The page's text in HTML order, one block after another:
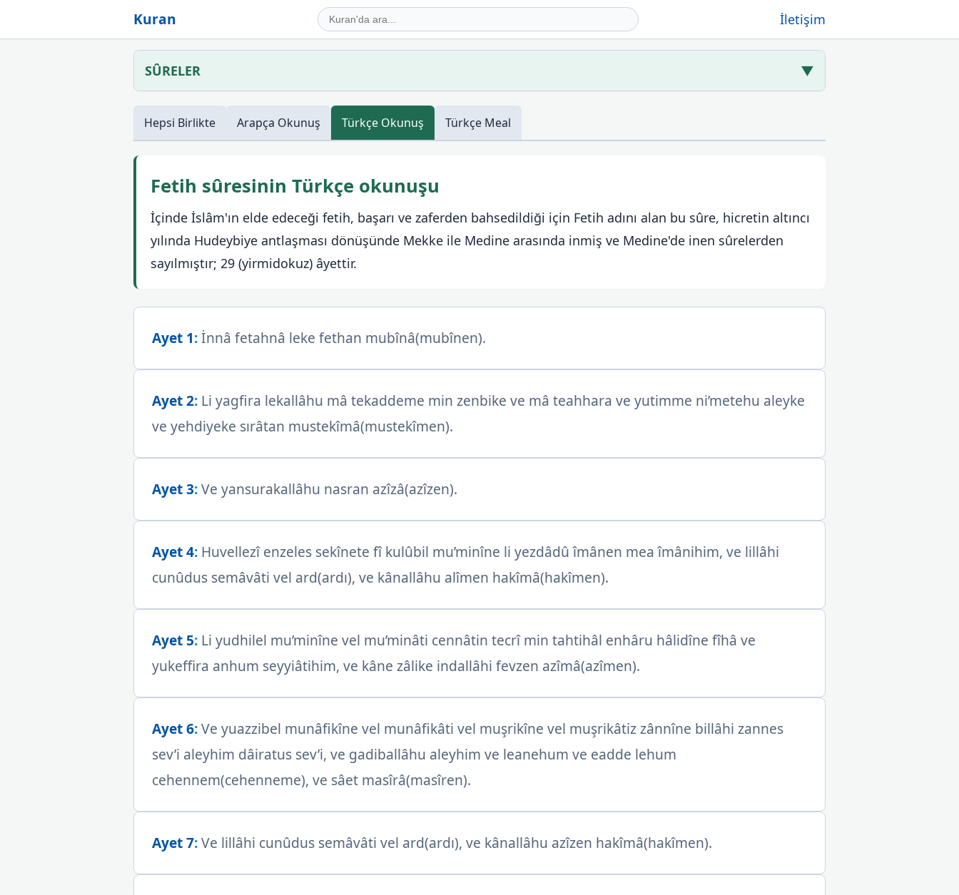
Kuran İletişim
SÛRELER ▼
Hepsi Birlikte Arapça Okunuş Türkçe Okunuş Türkçe Meal
Fetih sûresinin Türkçe okunuşu
İçinde İslâm'ın elde edeceği fetih, başarı ve zaferden bahsedildiği için Fetih adını alan bu sûre, hicretin altıncı
yılında Hudeybiye antlaşması dönüşünde Mekke ile Medine arasında inmiş ve Medine'de inen sûrelerden
sayılmıştır; 29 (yirmidokuz) âyettir.
Ayet 1:İnnâ fetahnâ leke fethan mubînâ(mubînen).
Ayet 2: Li yagfira lekallâhu mâ tekaddeme min zenbike ve mâ teahhara ve yutimme ni’metehu aleyke
ve yehdiyeke sırâtan mustekîmâ(mustekîmen).
Ayet 3:Ve yansurakallâhu nasran azîzâ(azîzen).
Ayet 4: Huvellezî enzeles sekînete fî kulûbil mu’minîne li yezdâdû îmânen mea îmânihim, ve lillâhi
cunûdus semâvâti vel ard(ardı), ve kânallâhu alîmen hakîmâ(hakîmen).
Ayet 5: Li yudhilel mu’minîne vel mu’minâti cennâtin tecrî min tahtihâl enhâru hâlidîne fîhâ ve
yukeffira anhum seyyiâtihim, ve kâne zâlike indallâhi fevzen azîmâ(azîmen).
Ayet 6:Ve yuazzibel munâfikîne vel munâfikâti vel muşrikîne vel muşrikâtiz zânnîne billâhi zannes
sev’i aleyhim dâiratus sev’i, ve gadiballâhu aleyhim ve leanehum ve eadde lehum
cehennem(cehenneme), ve sâet masîrâ(masîren).
Ayet 7:Ve lillâhi cunûdus semâvâti vel ard(ardı), ve kânallâhu azîzen hakîmâ(hakîmen).